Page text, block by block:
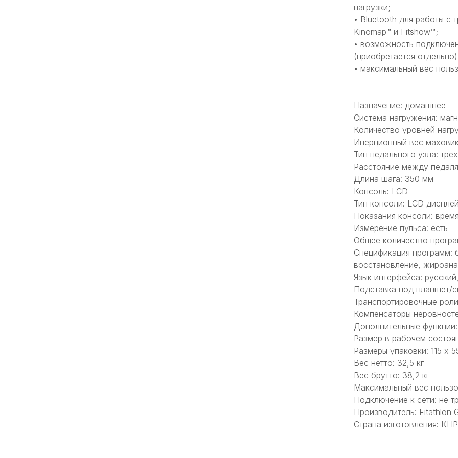
нагрузки;
• Bluetooth для работы с
Kinomap™ и Fitshow™;
• возможность
(приобретается
• максимальный вес
Назначение: домашнее
Система нагружения:
Количество уровней
Инерционный вес
Тип педального узла:
Расстояние между
Длина шага: 350 мм
Консоль: LCD
Тип консоли: LCD
Показания консоли:
Измерение пульса: есть
Общее количество
Спецификация программ:
восстановление,
Язык интерфейса:
Подставка под планшет/
Транспортировочные
Компенсаторы
Дополнительные
Размер в рабочем
Размеры упаковки: 115 х
Вес нетто: 32,5 кг
Вес брутто: 38,2 кг
Максимальный вес
Подключение к сети: не
Производитель: Fitathlon
Страна изготовления: КНР